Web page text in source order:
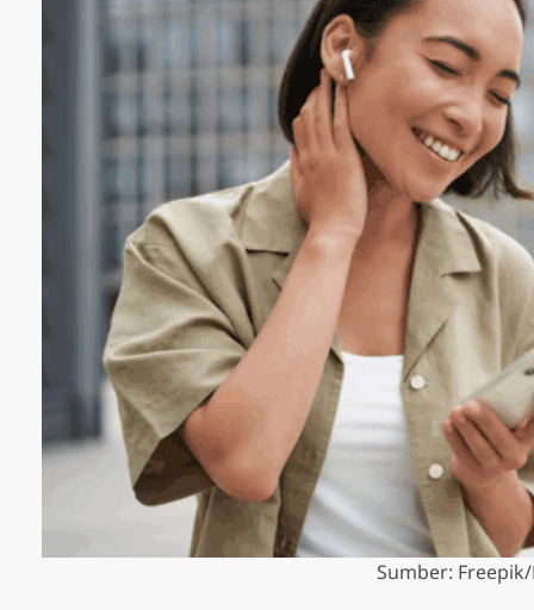
Sumber: